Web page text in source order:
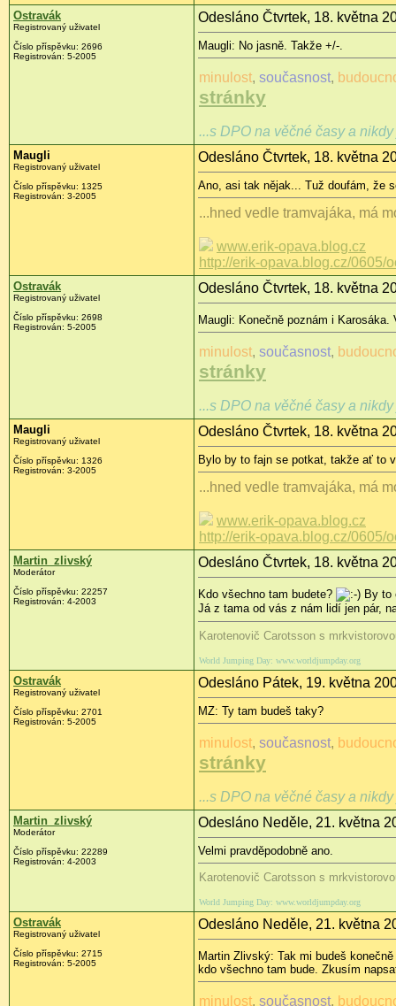
Ostravák
Registrovaný uživatel
Číslo příspěvku: 2696
Registrován: 5-2005
Odesláno Čtvrtek, 18. května
Maugli: No jasně. Takže +/-.
minulost, současnost,
stránky
...s DPO na věčné časy a
Maugli
Registrovaný uživatel
Číslo příspěvku: 1325
Registrován: 3-2005
Odesláno Čtvrtek, 18. května
Ano, asi tak nějak... Tuž doufám, že
...hned vedle tramvajáka, má
www.erik-opava.blog.cz
http://erik-opava.blog.cz/0605/
Ostravák
Registrovaný uživatel
Číslo příspěvku: 2698
Registrován: 5-2005
Odesláno Čtvrtek, 18. května
Maugli: Konečně poznám i
minulost, současnost,
stránky
...s DPO na věčné časy a
Maugli
Registrovaný uživatel
Číslo příspěvku: 1326
Registrován: 3-2005
Odesláno Čtvrtek, 18. května
Bylo by to fajn se potkat, takže ať to
...hned vedle tramvajáka, má
www.erik-opava.blog.cz
http://erik-opava.blog.cz/0605/
Martin_zlivský
Moderátor
Číslo příspěvku: 22257
Registrován: 4-2003
Odesláno Čtvrtek, 18. května
Kdo všechno tam budete?
By to
Já z tama od vás z nám lidí jen pár,
Karotenovič Carotsson s
World Jumping Day: www.worldjumpday.org
Ostravák
Registrovaný uživatel
Číslo příspěvku: 2701
Registrován: 5-2005
Odesláno Pátek, 19. května
MZ: Ty tam budeš taky?
minulost, současnost,
stránky
...s DPO na věčné časy a
Martin_zlivský
Moderátor
Číslo příspěvku: 22289
Registrován: 4-2003
Odesláno Neděle, 21. května
Velmi pravděpodobně ano.
Karotenovič Carotsson s
World Jumping Day: www.worldjumpday.org
Ostravák
Registrovaný uživatel
Číslo příspěvku: 2715
Registrován: 5-2005
Odesláno Neděle, 21. května
Martin Zlivský: Tak mi budeš
kdo všechno tam bude. Zkusím
minulost, současnost,